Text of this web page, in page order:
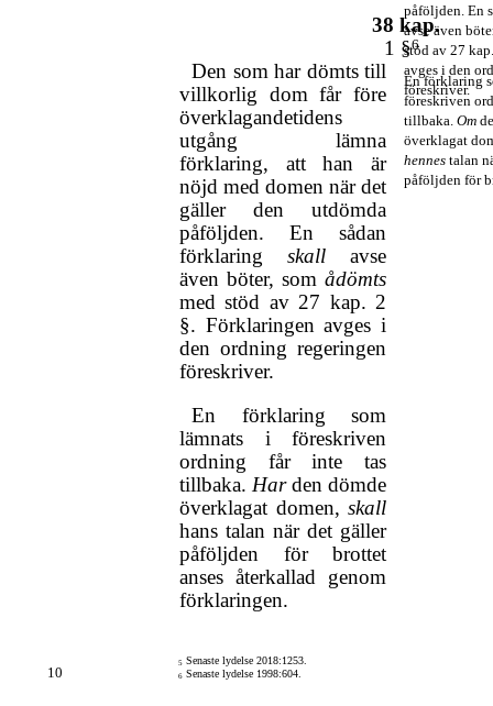
påföljden. En
avse även
stöd av 27
avges i den
föreskriver.
En förklaring
föreskriven
tillbaka. Om
överklagat
hennes talan
påföljden för
38 kap.
1 §6
Den som har dömts till
villkorlig dom får före
överklagandetidens
utgång lämna
förklaring, att han är
nöjd med domen när det
gäller den utdömda
påföljden. En sådan
förklaring skall avse
även böter, som ådömts
med stöd av 27 kap. 2
§. Förklaringen avges i
den ordning regeringen
föreskriver.
En förklaring som
lämnats i föreskriven
ordning får inte tas
tillbaka. Harden dömde
överklagat domen, skall
hans talan när det gäller
påföljden för brottet
anses återkallad genom
förklaringen.
10
5 Senaste lydelse 2018:1253.
6 Senaste lydelse 1998:604.